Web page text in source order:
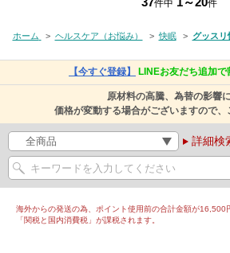
件中 件
ホーム > ヘルスケア（お悩み） > 快眠 > グッスリ
【今すぐ登録】 LINEお友だち追加で
原材料の高騰、為替の影響
価格が変動する場合がございますので、
詳細検
海外からの発送の為、ポイント使用前の合計金額が16,500
「関税と国内消費税」が課税されます。